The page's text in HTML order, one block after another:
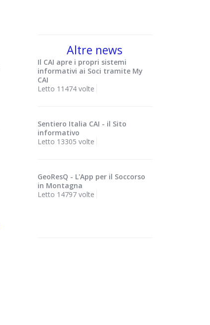
Altre news
Il CAI apre i propri sistemi
informativi ai Soci tramite My
CAI
Letto 11474 volte
Sentiero Italia CAI - il Sito
informativo
Letto 13305 volte
GeoResQ - L'App per il Soccorso
in Montagna
Letto 14797 volte